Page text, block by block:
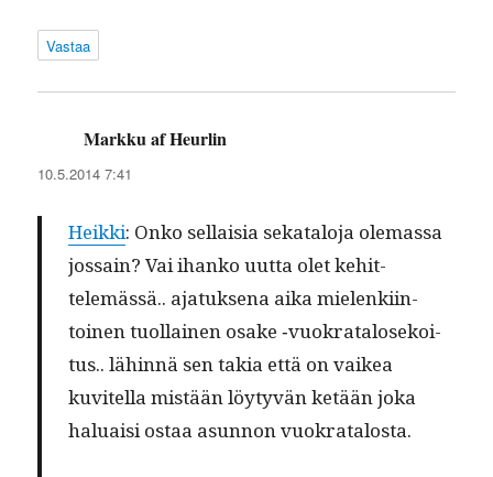
Vastaa
Markku af Heurlin
10.5.2014 7:41
Heik­ki: Onko sel­l­aisia sekat­alo­ja ole­mas­sa
jos­sain? Vai ihanko uut­ta olet kehit­
telemässä.. ajatuk­se­na aika mie­lenki­in­
toinen tuol­lainen osake ‑vuokrat­alosekoi­
tus.. lähin­nä sen takia että on vaikea
kuvitel­la mis­tään löy­tyvän ketään joka
halu­aisi ostaa asun­non vuokratalosta.